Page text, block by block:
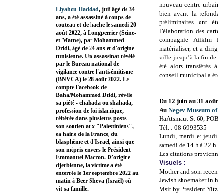
nouveau centre
bien avant la
préliminaires ont
l’élaboration des
compagnie Afikim
matérialiser, et a
ville jusqu’à la fin de
été alors transférés
conseil municipal a
Du 12 juin au 31
Au Negev Museum
HaAtsmaut St 60,
Tél. : 08-6993535
Lundi, mardi et
samedi de 14 h à 22 h
Les citations
Visuels :
Mother and son,
Jewish shoemaker in
Visit by President
Liyahou Haddad, juif âgé de 34
ans, a été assassiné à coups de
couteau et de hache le samedi 20
août 2022, à Longperrier (Seine-
et-Marne), par Mohammed
Dridi, âgé de 24 ans et d'origine
tunisienne. Un assassinat révélé
par le Bureau national de
vigilance contre l'antisémitisme
(BNVCA) le 28 août 2022. Le
compte Facebook de
Baha/Mohammed Dridi, révèle
sa piété - chahada ou shahada,
profession de foi islamique,
réitérée dans plusieurs posts -
son soutien aux "Palestiniens",
sa haine de la France, du
blasphème et d'Israël, ainsi que
son mépris envers le Président
Emmanuel Macron. D’origine
djerbienne, la victime a été
enterrée le 1er septembre 2022 au
matin à Beer Sheva (Israël) où
vit sa famille.